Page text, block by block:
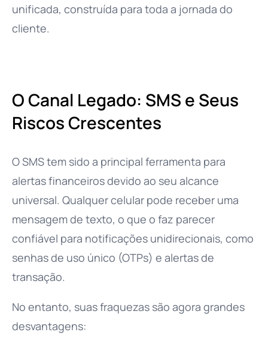
unificada, construída para toda a jornada do
cliente.
O Canal Legado: SMS e Seus
Riscos Crescentes
O SMS tem sido a principal ferramenta para
alertas financeiros devido ao seu alcance
universal. Qualquer celular pode receber uma
mensagem de texto, o que o faz parecer
confiável para notificações unidirecionais, como
senhas de uso único (OTPs) e alertas de
transação.
No entanto, suas fraquezas são agora grandes
desvantagens: